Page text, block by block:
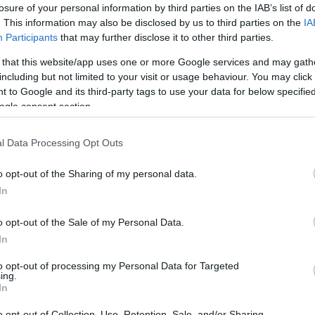
of your personal information by third parties on the IAB’s list of
This information may also be disclosed by us to third parties on the
Participants that may further disclose it to other third parties.
that this website/app uses one or more Google services and may
but not limited to your visit or usage behaviour. You may
to Google and its third-party tags to use your data for below
consent section.
Data Processing Opt Outs
opt-out of the Sharing of my personal data.
opt-out of the Sale of my Personal Data.
opt-out of processing my Personal Data for Targeted
IS LEHET SZABADULNI A
NEGATÍV TESZTTEL
„mától nem lehet idő előtt szabadulni a
utazóközönség
szabadulhatunk
továbbra is lehet 2 negatív PCR teszt
után, de ez szinte lehetetlen, mert
kevés esélyünk van megszerezni a 2 negatív